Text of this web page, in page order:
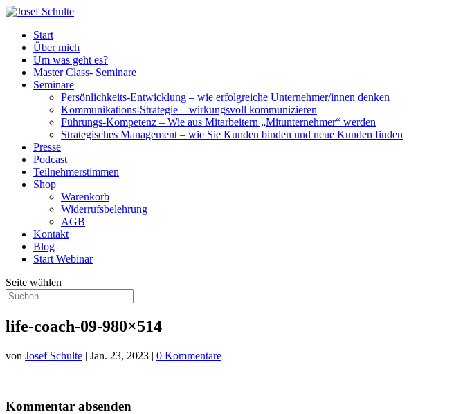
Start
Über mich
Um was geht es?
Master Class- Seminare
Seminare
Persönlichkeits-Entwicklung – wie erfolgreiche Unternehmer/innen denken
Kommunikations-Strategie – wirkungsvoll kommunizieren
Führungs-Kompetenz – Wie aus Mitarbeitern „Mitunternehmer“ werden
Strategisches Management – wie Sie Kunden binden und neue Kunden finden
Presse
Podcast
Teilnehmerstimmen
Shop
Warenkorb
Widerrufsbelehrung
AGB
Kontakt
Blog
Start Webinar
Seite wählen
life-coach-09-980×514
von Josef Schulte | Jan. 23, 2023 | 0 Kommentare
Kommentar absenden